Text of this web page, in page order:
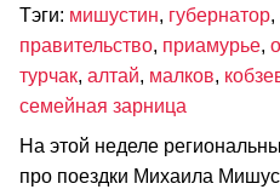
Тэги: мишустин, губернатор,
правительство, приамурье,
турчак, алтай, малков,
семейная зарница
На этой неделе
про поездки Михаила